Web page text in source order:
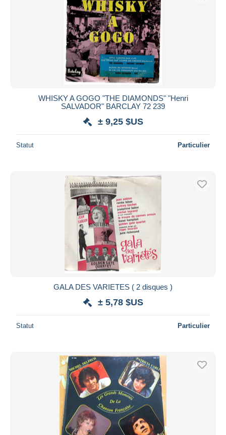
WHISKY A GOGO "THE DIAMONDS" "Henri
SALVADOR" BARCLAY 72 239
± 9,25 $US
Statut Particulier
GALA DES VARIETES ( 2 disques )
± 5,78 $US
Statut Particulier